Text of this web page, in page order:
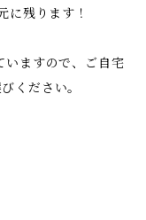
に残ります！
いますので、ご自宅
ください。